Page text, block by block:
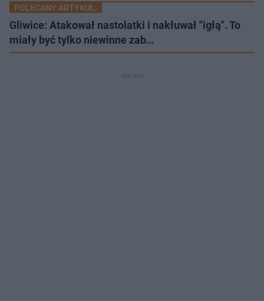
POLECANY ARTYKUŁ:
Gliwice: Atakował nastolatki i nakłuwał "igłą". To
miały być tylko niewinne zab…